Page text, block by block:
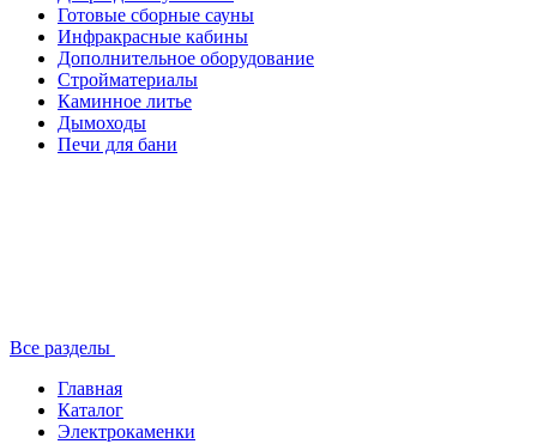
Готовые сборные сауны
Инфракрасные кабины
Дополнительное оборудование
Стройматериалы
Каминное литье
Дымоходы
Печи для бани
Все разделы
Главная
Каталог
Электрокаменки